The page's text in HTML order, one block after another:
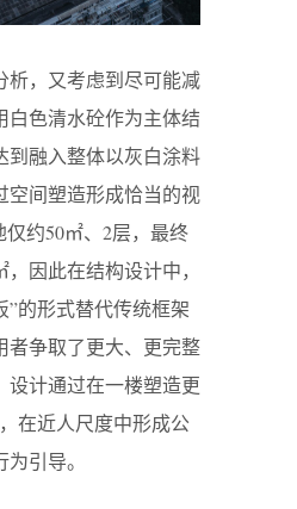
析，又考虑到尽可能减
白色清水砼作为主体结
到融入整体以灰白涂料
空间塑造形成恰当的视
约50㎡、2层，最终
因此在结构设计中，
”的形式替代传统框架
者争取了更大、更完整
设计通过在一楼塑造更
在近人尺度中形成公
引导。